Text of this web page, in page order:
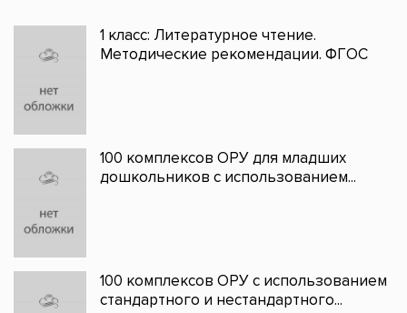
1 класс: Литературное чтение.
Методические рекомендации. ФГОС
100 комплексов ОРУ для младших
дошкольников с использованием...
100 комплексов ОРУ с использованием
стандартного и нестандартного...